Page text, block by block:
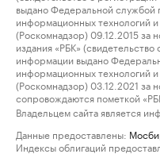
выдано Федеральной службой
информационных технологий
(Роскомнадзор) 09.12.2015
издания «РБК»
информации выдано
информационных технологий
(Роскомнадзор) 03.12.2021
сопровождаются пометкой
Владельцем сайта является
Данные предоставлены:
Индексы облигаций